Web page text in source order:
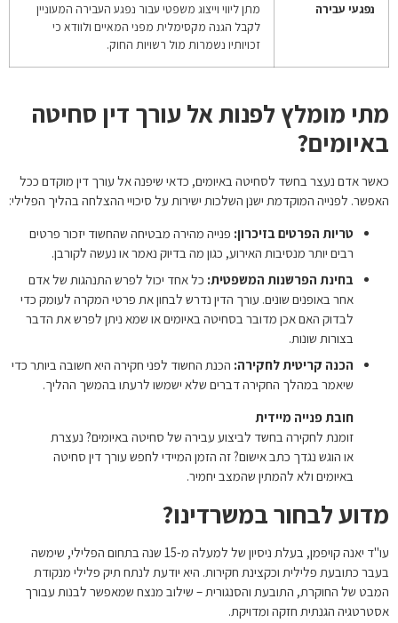
נפגעי עבירה
מתן ליווי וייצוג משפטי עבור נפגע העבירה המעוניין
לקבל הגנה מקסימלית מפני המאיים ולוודא כי
זכויותיו נשמרות מול רשויות החוק.
מתי מומלץ לפנות אל עורך דין סחיטה
באיומים?
כאשר אדם נעצר בחשד לסחיטה באיומים, כדאי שיפנה אל עורך דין מוקדם ככל
האפשר. לפנייה המוקדמת ישנן השלכות ישירות על סיכויי ההצלחה בהליך הפלילי:
טריות הפרטים בזיכרון: פנייה מהירה מבטיחה שהחשוד יזכור פרטים
רבים יותר מנסיבות האירוע, כגון מה בדיוק נאמר או נעשה לקורבן.
בחינת הפרשנות המשפטית: כל אחד יכול לפרש התנהגות של אדם
אחר באופנים שונים. עורך הדין נדרש לבחון את פרטי המקרה לעומק כדי
לבדוק האם אכן מדובר בסחיטה באיומים או שמא ניתן לפרש את הדבר
בצורות שונות.
הכנה קריטית לחקירה: הכנת החשוד לפני חקירה היא חשובה ביותר כדי
שיאמר במהלך החקירה דברים שלא ישמשו לרעתו בהמשך ההליך.
חובת פנייה מיידית
זומנת לחקירה בחשד לביצוע עבירה של סחיטה באיומים? נעצרת
או הוגש נגדך כתב אישום? זה הזמן המיידי לחפש עורך דין סחיטה
באיומים ולא להמתין שהמצב יחמיר.
מדוע לבחור במשרדינו?
עו"ד יאנה קויפמן, בעלת ניסיון של למעלה מ-15 שנה בתחום הפלילי, שימשה
בעבר כתובעת פלילית וכקצינת חקירות. היא יודעת לנתח תיק פלילי מנקודת
המבט של החוקרת, התובעת והסנגורית – שילוב מנצח שמאפשר לבנות עבורך
אסטרטגיה הגנתית חזקה ומדויקת.